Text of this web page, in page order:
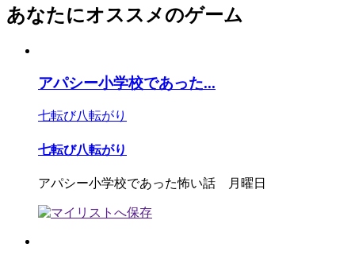
あなたにオススメのゲーム
アパシー小学校であった...
七転び八転がり
七転び八転がり
アパシー小学校であった怖い話 月曜日